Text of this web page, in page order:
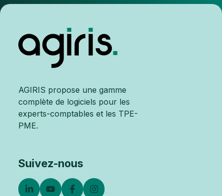
AGIRIS propose une gamme
complète de logiciels pour les
experts-comptables et les TPE-
PME.
Suivez-nous